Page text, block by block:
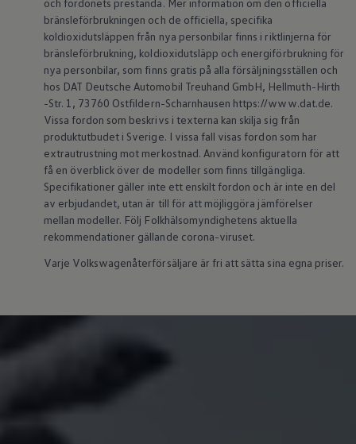
Millån
Köpa
Bygg din bil
Erbjudanden
Boka provkörning
Vilken Volkswagen passar dig?
Offertförfrågan
Hitta din återförsäljare
Köp tillbehör
Finansiering
Privatleasing Online
Privatleasing Online
Finansiering
Leasing
Lån
Serviceavtal & Försäkring
Volkswagen Serviceavtal
Volkswagen försäkring
Volkswagen Betalskydd
Hitta din återförsäljare
Om Volkswagen
och fordonets prestanda. Mer information om den officiella
bränsleförbrukningen och de officiella, specifika
koldioxidutsläppen från nya personbilar finns i riktlinjerna för
bränsleförbrukning, koldioxidutsläpp och energiförbrukning för
nya personbilar, som finns gratis på alla försäljningsställen och
hos DAT Deutsche Automobil Treuhand GmbH, Hellmuth-Hirth
-Str. 1, 73760 Ostfildern-Scharnhausen https://www.dat.de.
Vissa fordon som beskrivs i texterna kan skilja sig från
produktutbudet i Sverige. I vissa fall visas fordon som har
extrautrustning mot merkostnad. Använd konfiguratorn för att
få en överblick över de modeller som finns tillgängliga.
Specifikationer gäller inte ett enskilt fordon och är inte en del
av erbjudandet, utan är till för att möjliggöra jämförelser
mellan modeller. Följ Folkhälsomyndighetens aktuella
rekommendationer gällande corona-viruset.
Varje Volkswagenåterförsäljare är fri att sätta sina egna priser.